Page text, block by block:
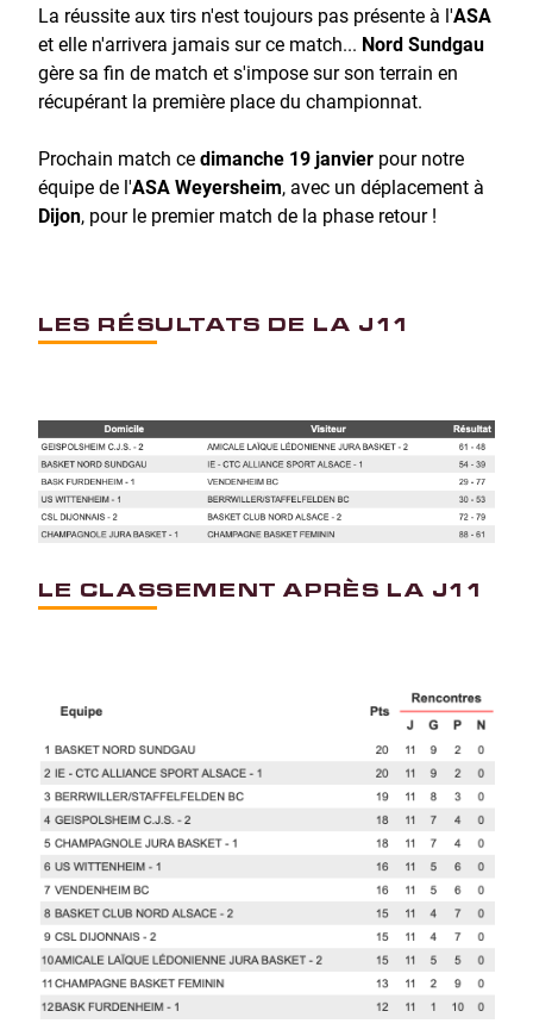
La réussite aux tirs n'est toujours pas présente à l'ASA
et elle n'arrivera jamais sur ce match... Nord Sundgau
gère sa fin de match et s'impose sur son terrain en
récupérant la première place du championnat.
Prochain match cedimanche 19 janvier pour notre
équipe de l'ASA Weyersheim, avec un déplacement à
Dijon, pour le premier match de la phase retour !
LES RÉSULTATS DE LA J11
LE CLASSEMENT APRÈS LA J11